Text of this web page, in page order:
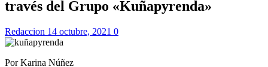
través del Grupo «Kuñapyrenda»
Redaccion 14 octubre, 2021 0
Por Karina Núñez